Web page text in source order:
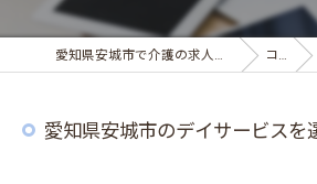
愛知県安城市で介護の求人ならデイサービス みなみの風 コラム
愛知県安城市のデイサービスを